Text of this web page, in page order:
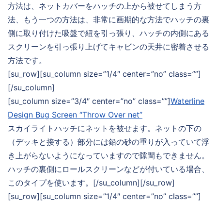
方法は、ネットカバーをハッチの上から被せてしまう方
法、もう一つの方法は、非常に画期的な方法でハッチの裏
側に取り付けた吸盤で紐を引っ張り、ハッチの内側にある
スクリーンを引っ張り上げてキャビンの天井に密着させる
方法です。
[su_row][su_column size=”1/4″ center=”no” class=””]
[/su_column]
[su_column size=”3/4″ center=”no” class=””]Waterline
Design Bug Screen “Throw Over net”
スカイライトハッチにネットを被せます。ネットの下の
（デッキと接する）部分には鉛の砂の重りが入っていて浮
き上がらないようになっていますので隙間もできません。
ハッチの裏側にロールスクリーンなどが付いている場合、
このタイプを使います。[/su_column][/su_row]
[su_row][su_column size=”1/4″ center=”no” class=””]